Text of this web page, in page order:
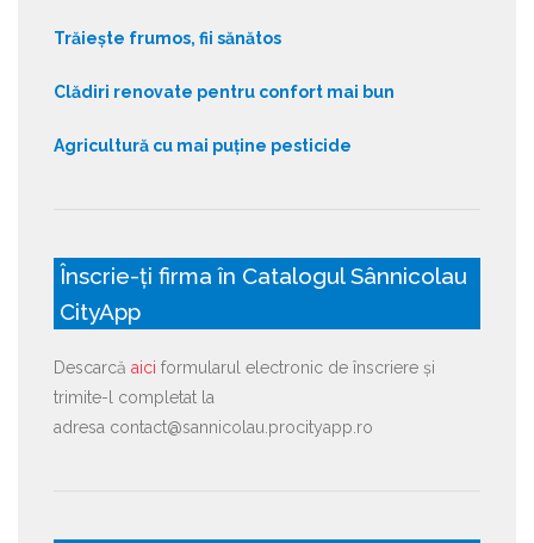
Trăiește frumos, fii sănătos
Clădiri renovate pentru confort mai bun
Agricultură cu mai puține pesticide
Înscrie-ți firma în Catalogul Sânnicolau
CityApp
Descarcă aici formularul electronic de înscriere și
trimite-l completat la
adresa contact@sannicolau.procityapp.ro